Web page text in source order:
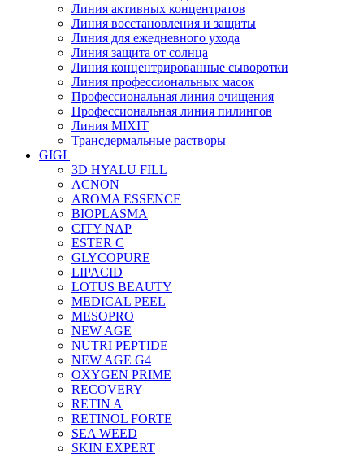
Линия активных концентратов
Линия восстановления и защиты
Линия для ежедневного ухода
Линия защита от солнца
Линия концентрированные сыворотки
Линия профессиональных масок
Профессиональная линия очищения
Профессиональная линия пилингов
Линия MIXIT
Трансдермальные растворы
GIGI
3D HYALU FILL
ACNON
AROMA ESSENCE
BIOPLASMA
CITY NAP
ESTER C
GLYCOPURE
LIPACID
LOTUS BEAUTY
MEDICAL PEEL
MESOPRO
NEW AGE
NUTRI PEPTIDE
NEW AGE G4
OXYGEN PRIME
RECOVERY
RETIN A
RETINOL FORTE
SEA WEED
SKIN EXPERT